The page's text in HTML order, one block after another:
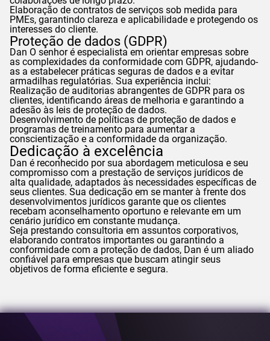
Elaboração de contratos de serviços sob medida para
PMEs, garantindo clareza e aplicabilidade e protegendo os
interesses do cliente.
Proteção de dados (GDPR)
Dan O senhor é especialista em orientar empresas sobre
as complexidades da conformidade com GDPR, ajudando-
as a estabelecer práticas seguras de dados e a evitar
armadilhas regulatórias. Sua experiência inclui:
Realização de auditorias abrangentes de GDPR para os
clientes, identificando áreas de melhoria e garantindo a
adesão às leis de proteção de dados.
Desenvolvimento de políticas de proteção de dados e
programas de treinamento para aumentar a
conscientização e a conformidade da organização.
Dedicação à excelência
Dan é reconhecido por sua abordagem meticulosa e seu
compromisso com a prestação de serviços jurídicos de
alta qualidade, adaptados às necessidades específicas de
seus clientes. Sua dedicação em se manter à frente dos
desenvolvimentos jurídicos garante que os clientes
recebam aconselhamento oportuno e relevante em um
cenário jurídico em constante mudança.
Seja prestando consultoria em assuntos corporativos,
elaborando contratos importantes ou garantindo a
conformidade com a proteção de dados, Dan é um aliado
confiável para empresas que buscam atingir seus
objetivos de forma eficiente e segura.